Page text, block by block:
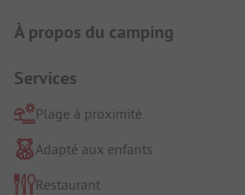
Présentation du camping
À propos du camping
Services
Plage à proximité
Adapté aux enfants
Restaurant